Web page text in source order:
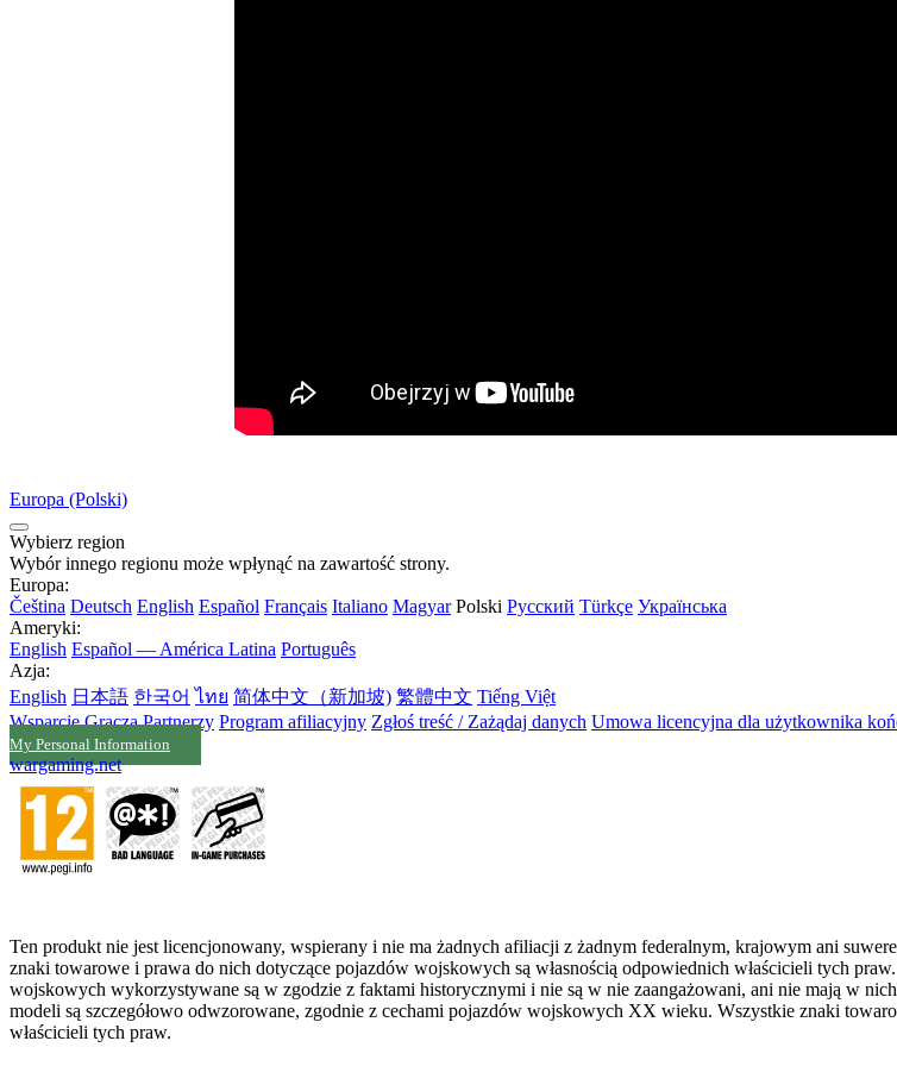
Europa (Polski)
Wybierz region
Wybór innego regionu może wpłynąć na zawartość strony.
Europa:
Čeština Deutsch English Español Français Italiano Magyar Polski Русский Türkçe Українська
Ameryki:
English Español — América Latina Português
Azja:
English 日本語 한국어 ไทย 简体中文（新加坡) 繁體中文 Tiếng Việt
Wsparcie Gracza Partnerzy Program afiliacyjny Zgłoś treść / Zażądaj danych Umowa licencyjna dla użytkownika
My Personal Information
wargaming.net
Ten produkt nie jest licencjonowany, wspierany i nie ma żadnych afiliacji z żadnym federalnym, krajowym ani
znaki towarowe i prawa do nich dotyczące pojazdów wojskowych są własnością odpowiednich właścicieli tych
wojskowych wykorzystywane są w zgodzie z faktami historycznymi i nie są w nie zaangażowani, ani nie mają w
modeli są szczegółowo odwzorowane, zgodnie z cechami pojazdów wojskowych XX wieku. Wszystkie znaki
właścicieli tych praw.